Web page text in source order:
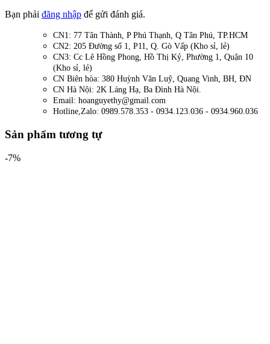
Bạn phải đăng nhập để gửi đánh giá.
CN1: 77 Tân Thành, P Phú Thạnh, Q Tân Phú, TP.HCM
CN2: 205 Đường số 1, P11, Q. Gò Vấp (Kho sỉ, lẻ)
CN3: Cc Lê Hồng Phong, Hồ Thị Kỷ, Phường 1, Quận 10
(Kho sỉ, lẻ)
CN Biên hòa: 380 Huỳnh Văn Luỹ, Quang Vinh, BH, ĐN
CN Hà Nội: 2K Láng Hạ, Ba Đình Hà Nội.
Email: hoanguyethy@gmail.com
Hotline,Zalo: 0989.578.353 - 0934.123.036 - 0934.960.036
Sản phẩm tương tự
-7%